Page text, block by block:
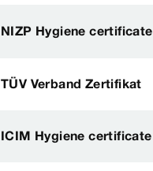
NIZP Hygiene certificate
TÜV Verband Zertifikat
ICIM Hygiene certificate